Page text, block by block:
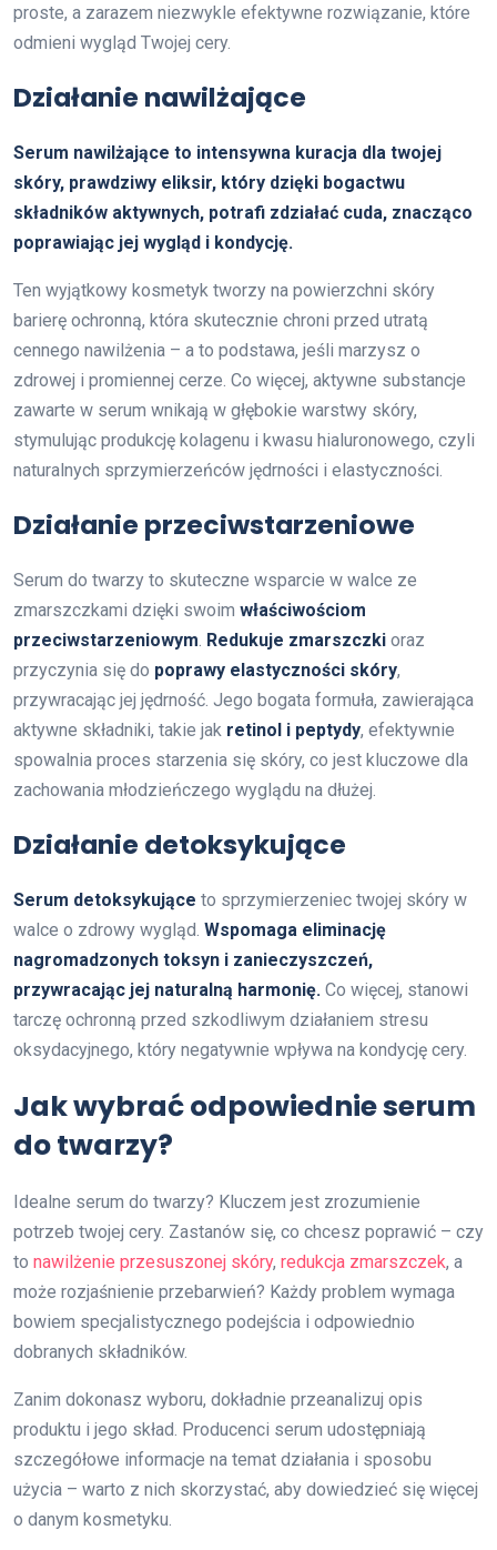
proste, a zarazem niezwykle efektywne rozwiązanie, które
odmieni wygląd Twojej cery.
Działanie nawilżające
Serum nawilżające to intensywna kuracja dla twojej
skóry, prawdziwy eliksir, który dzięki bogactwu
składników aktywnych, potrafi zdziałać cuda, znacząco
poprawiając jej wygląd i kondycję.
Ten wyjątkowy kosmetyk tworzy na powierzchni skóry
barierę ochronną, która skutecznie chroni przed utratą
cennego nawilżenia – a to podstawa, jeśli marzysz o
zdrowej i promiennej cerze. Co więcej, aktywne substancje
zawarte w serum wnikają w głębokie warstwy skóry,
stymulując produkcję kolagenu i kwasu hialuronowego, czyli
naturalnych sprzymierzeńców jędrności i elastyczności.
Działanie przeciwstarzeniowe
Serum do twarzy to skuteczne wsparcie w walce ze
zmarszczkami dzięki swoim właściwościom
przeciwstarzeniowym. Redukuje zmarszczki oraz
przyczynia się do poprawy elastyczności skóry,
przywracając jej jędrność. Jego bogata formuła, zawierająca
aktywne składniki, takie jak retinol i peptydy, efektywnie
spowalnia proces starzenia się skóry, co jest kluczowe dla
zachowania młodzieńczego wyglądu na dłużej.
Działanie detoksykujące
Serum detoksykujące to sprzymierzeniec twojej skóry w
walce o zdrowy wygląd. Wspomaga eliminację
nagromadzonych toksyn i zanieczyszczeń,
przywracając jej naturalną harmonię. Co więcej, stanowi
tarczę ochronną przed szkodliwym działaniem stresu
oksydacyjnego, który negatywnie wpływa na kondycję cery.
Jak wybrać odpowiednie serum
do twarzy?
Idealne serum do twarzy? Kluczem jest zrozumienie
potrzeb twojej cery. Zastanów się, co chcesz poprawić – czy
to nawilżenie przesuszonej skóry, redukcja zmarszczek, a
może rozjaśnienie przebarwień? Każdy problem wymaga
bowiem specjalistycznego podejścia i odpowiednio
dobranych składników.
Zanim dokonasz wyboru, dokładnie przeanalizuj opis
produktu i jego skład. Producenci serum udostępniają
szczegółowe informacje na temat działania i sposobu
użycia – warto z nich skorzystać, aby dowiedzieć się więcej
o danym kosmetyku.